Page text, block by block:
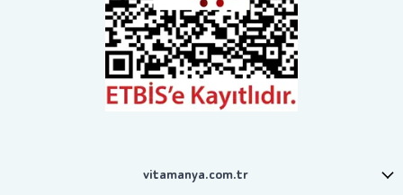
vitamanya.com.tr